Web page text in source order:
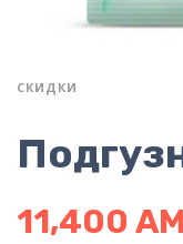
СКИДКИ
11,400